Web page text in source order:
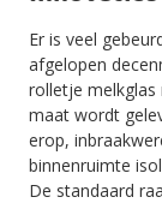
Er is veel
afgelopen
rolletje
maat wordt
erop,
binnenruimte
De standaard